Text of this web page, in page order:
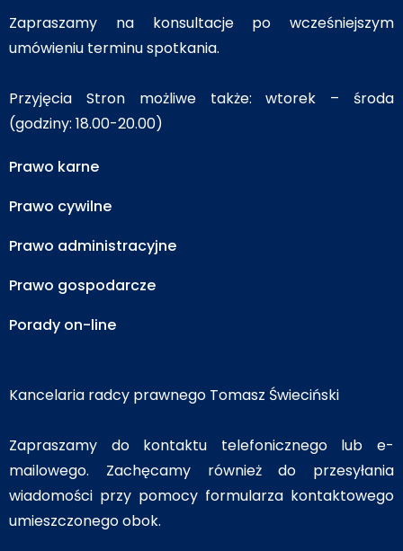
Zapraszamy na konsultacje po wcześniejszym
umówieniu terminu spotkania.
Przyjęcia Stron możliwe także: wtorek – środa
(godziny: 18.00-20.00)
Prawo karne
Prawo cywilne
Prawo administracyjne
Prawo gospodarcze
Porady on-line
Kancelaria radcy prawnego Tomasz Świeciński
Zapraszamy do kontaktu telefonicznego lub e-
mailowego. Zachęcamy również do przesyłania
wiadomości przy pomocy formularza kontaktowego
umieszczonego obok.